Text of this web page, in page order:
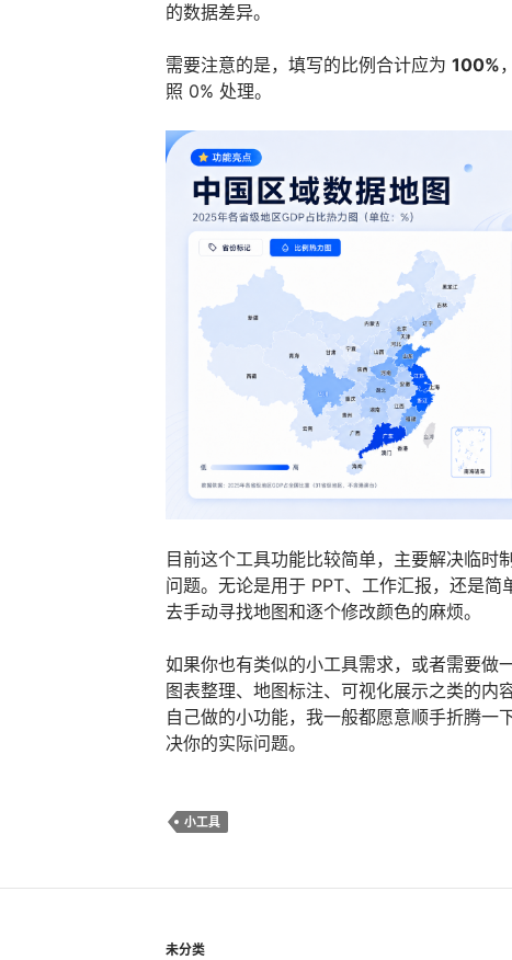
的数据差异。
需要注意的是，填写的比例合计应为 100%
照 0% 处理。
目前这个工具功能比较简单，主要解决临时
问题。无论是用于 PPT、工作汇报，还是简
去手动寻找地图和逐个修改颜色的麻烦。
如果你也有类似的小工具需求，或者需要做
图表整理、地图标注、可视化展示之类的内
自己做的小功能，我一般都愿意顺手折腾一
决你的实际问题。
小工具
未分类